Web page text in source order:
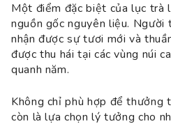
Một điểm đặc biệt của lục trà
nguồn gốc nguyên liệu. Người
nhận được sự tươi mới và
được thu hái tại các vùng núi
quanh năm.
Không chỉ phù hợp để thưởng
còn là lựa chọn lý tưởng cho